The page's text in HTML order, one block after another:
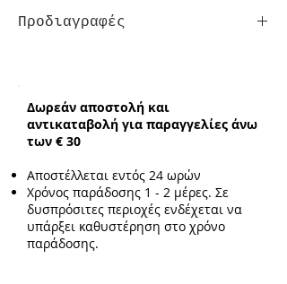
Προδιαγραφές
μενταγιόν:0.5cm*1.2cm
Δωρεάν αποστολή και
αντικαταβολή για παραγγελίες άνω
των € 30
Αποστέλλεται εντός 24 ωρών
Χρόνος παράδοσης 1 - 2 μέρες. Σε
δυσπρόσιτες περιοχές ενδέχεται να
υπάρξει καθυστέρηση στο χρόνο
παράδοσης.